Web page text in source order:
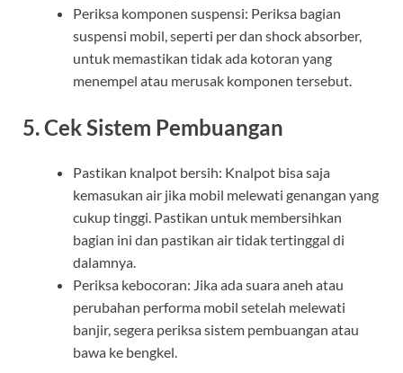
Periksa komponen suspensi: Periksa bagian
suspensi mobil, seperti per dan shock absorber,
untuk memastikan tidak ada kotoran yang
menempel atau merusak komponen tersebut.
5. Cek Sistem Pembuangan
Pastikan knalpot bersih: Knalpot bisa saja
kemasukan air jika mobil melewati genangan yang
cukup tinggi. Pastikan untuk membersihkan
bagian ini dan pastikan air tidak tertinggal di
dalamnya.
Periksa kebocoran: Jika ada suara aneh atau
perubahan performa mobil setelah melewati
banjir, segera periksa sistem pembuangan atau
bawa ke bengkel.